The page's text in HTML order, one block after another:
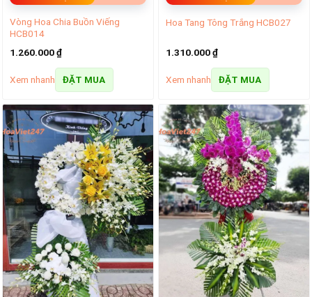
Vòng Hoa Chia Buồn Viếng
HCB014
1.260.000₫
Xem nhanh ĐẶT MUA
Hoa Tang Tông Trắng HCB027
1.310.000₫
Xem nhanh ĐẶT MUA